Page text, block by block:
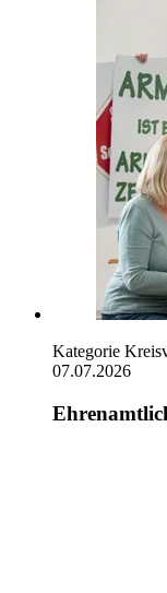
Kategorie
07.07.2026